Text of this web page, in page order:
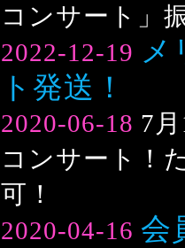
コンサート」
2022-12-19 メ
ト発送！
2020-06-18 7
コンサート！
可！
2020-04-16 会